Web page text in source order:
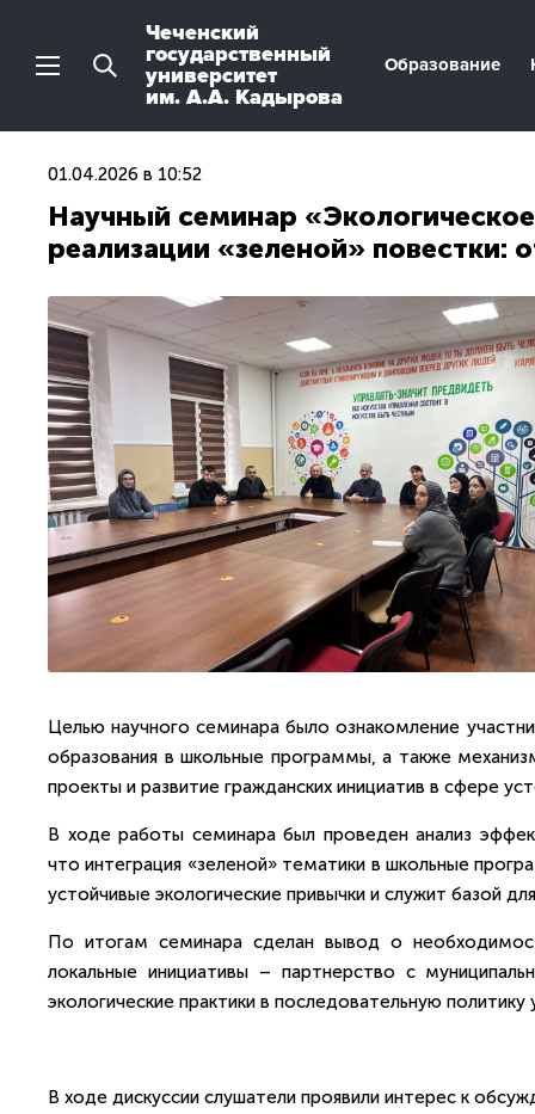
Чеченский
государственный
университет
им. А.А. Кадырова
Образование
01.04.2026 в 10:52
Научный семинар
реализации «зеленой»
Целью научного семинара было ознакомление
образования в школьные программы, а также
проекты и развитие гражданских инициатив в сфере
В ходе работы семинара был проведен анализ
что интеграция «зеленой» тематики в школьные
устойчивые экологические привычки и служит базой
По итогам семинара сделан вывод о
локальные инициативы – партнерство с
экологические практики в последовательную
В ходе дискуссии слушатели проявили интерес к